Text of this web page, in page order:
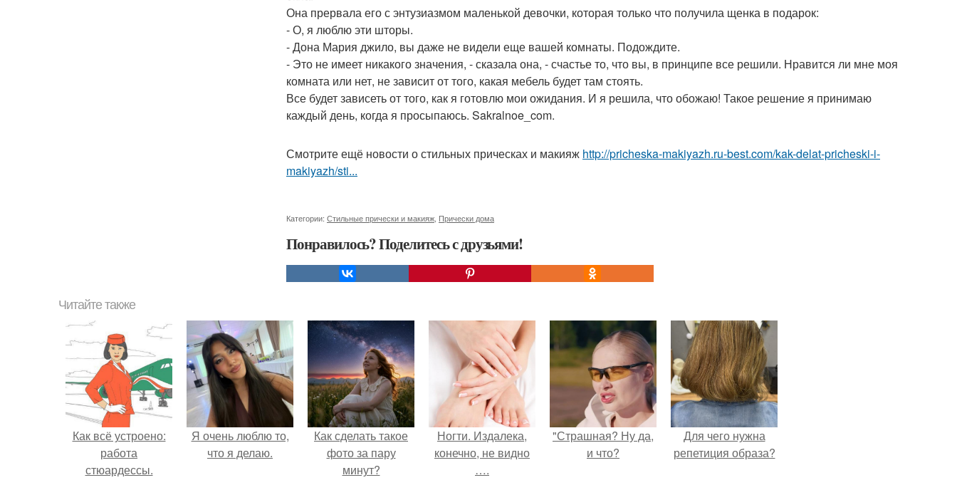
Она прервала его с энтузиазмом маленькой девочки, которая только что получила щенка в подарок:
- О, я люблю эти шторы.
- Дона Мария джило, вы даже не видели еще вашей комнаты. Подождите.
- Это не имеет никакого значения, - сказала она, - счастье то, что вы, в принципе все решили. Нравится ли мне моя
комната или нет, не зависит от того, какая мебель будет там стоять.
Все будет зависеть от того, как я готовлю мои ожидания. И я решила, что обожаю! Такое решение я принимаю
каждый день, когда я просыпаюсь. Sakralnoe_com.
Смотрите ещё новости о стильных прическах и макияж http://pricheska-makiyazh.ru-best.com/kak-delat-pricheski-i-
makiyazh/sti...
Категории: Стильные прически и макияж Прически дома
Понравилось? Поделитесь с друзьями!
Читайте также
Как всё устроено:
работа
стюардессы.
Я очень люблю то,
что я делаю.
Как сделать такое
фото за пару
минут?
Ногти. Издалека,
конечно, не видно
….
"Страшная? Ну да,
и что?
Для чего нужна
репетиция образа?